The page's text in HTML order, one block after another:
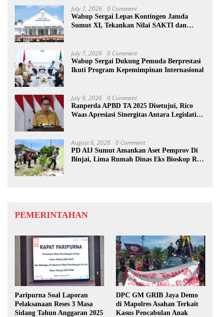
July 7, 2026 0 Comment
Wabup Sergai Lepas Kontingen Jamda
Sumut XI, Tekankan Nilai SAKTI dan
July 7, 2026 0 Comment
Wabup Sergai Dukung Pemuda Berprestasi
Ikuti Program Kepemimpinan Internasional
July 9, 2026 0 Comment
Ranperda APBD TA 2025 Disetujui, Rico
Waas Apresiasi Sinergitas Antara Legislatif
August 6, 2026 0 Comment
PD AIJ Sumut Amankan Aset Pemprov Di
Binjai, Lima Rumah Dinas Eks Bioskop Ria
PEMERINTAHAN
Paripurna Soal Laporan
Pelaksanaan Reses 3 Masa
Sidang Tahun Anggaran 2025
DPC GM GRIB Jaya Demo
di Mapolres Asahan Terkait
Kasus Pencabulan Anak